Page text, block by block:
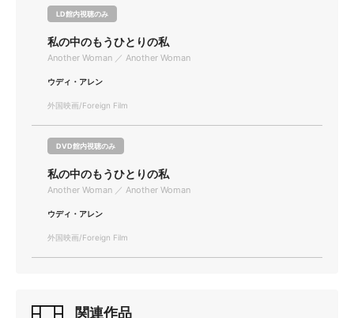
LD館内視聴のみ
私の中のもうひとりの私
Another Woman ／ Another Woman
ウディ・アレン
外国映画/Foreign Film
DVD館内視聴のみ
私の中のもうひとりの私
Another Woman ／ Another Woman
ウディ・アレン
外国映画/Foreign Film
関連作品